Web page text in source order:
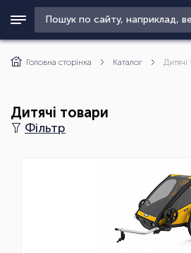
Головна сторінка Каталог Дитячі
Дитячі товари
Фільтр